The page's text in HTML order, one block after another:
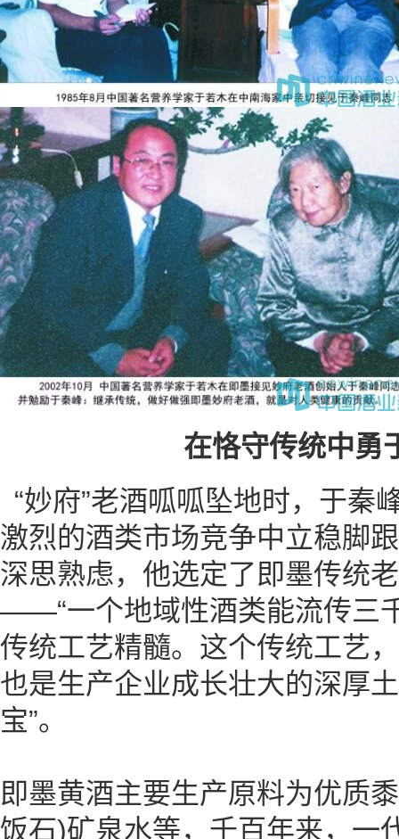
在恪守传统中勇
“妙府”老酒呱呱坠地时，于秦
激烈的酒类市场竞争中立稳脚
深思熟虑，他选定了即墨传统
——“一个地域性酒类能流传三
传统工艺精髓。这个传统工艺
也是生产企业成长壮大的深厚
宝”。
即墨黄酒主要生产原料为优质
饭石)矿泉水等，千百年来，一